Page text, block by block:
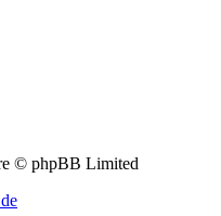
© phpBB Limited